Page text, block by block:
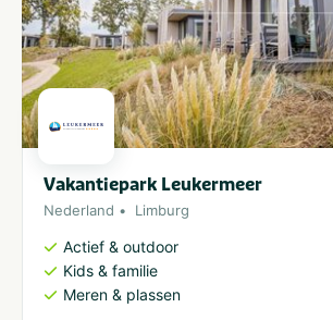
Vakantiepark Leukermeer
Nederland Limburg
Actief & outdoor
Kids & familie
Meren & plassen